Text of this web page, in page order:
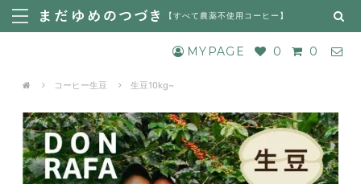
【すべて農薬不使用コーヒー 】
MYPAGE 0 0
コーヒー生豆 生豆10kg~